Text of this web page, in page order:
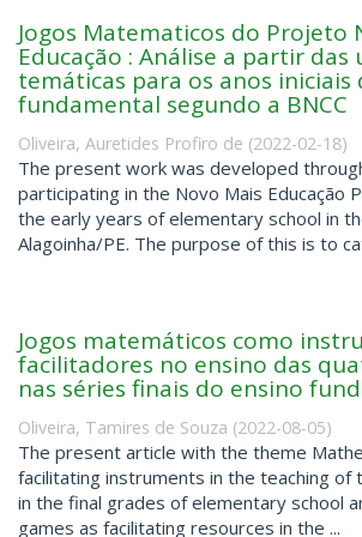
Jogos Matematicos do Projeto
Educação : Análise a partir das
temáticas para os anos iniciais
fundamental segundo a BNCC
Oliveira, Auretides Profiro de (2022-02-18)
The present work was developed
participating in the Novo Mais Educação
the early years of elementary school in
Alagoinha/PE. The purpose of this is to
Jogos matemáticos como
facilitadores no ensino das
nas séries finais do ensino
Oliveira, Tamires de Souza (2022-08-05)
The present article with the theme
facilitating instruments in the teaching of
in the final grades of elementary school
games as facilitating resources in the ...